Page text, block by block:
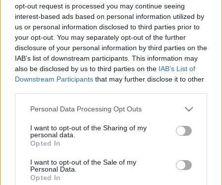
opt-out request is processed you may continue seeing
interest-based ads based on personal information utilized by
us or personal information disclosed to third parties prior to
your opt-out. You may separately opt-out of the further
disclosure of your personal information by third parties on the
IAB’s list of downstream participants. This information may
also be disclosed by us to third parties on the IAB’s List of
Downstream Participants that may further disclose it to other
Please note that this website/app uses one or more Google
not limited to your visit or usage behaviour. You may click to
grant or deny consent to Google and its third-party tags to
use your data for below specified purposes in below Google
consent section.
Personal Data Processing Opt Outs
I want to opt-out of the Sharing of my
personal data.
Opted In
I want to opt-out of the Sale of my
Personal Data.
Opted In
Az auschwitzi múzeum adatai szerint 2021-ben az
emlékhelyre több mint 563 ezren látogattak, ami valamivel
magasabb volt a járvány első, 2020-as évében regisztrált
számnál (502 ezer látogató). A járvány kitörése előtt, 2019-
ben, 2,32 millióan tekintették meg a volt haláltábor helyén
kialakított emlékmúzeumot. A külföldiek a járvány előtt a
foglyok kezdeményezésére. A náci Németország
Lengyelországnak a Harmadik Birodalomhoz csatolt részén
1940-ben, eredetileg lengyel foglyok számára létesítette az
Auschwitz I. koncentrációs tábort. A szomszédos birkenaui